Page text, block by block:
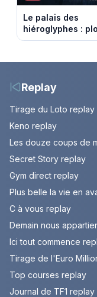
Le palais des
hiéroglyphes :
dans la tombe
les archéologues
Replay
Tirage du Loto replay
Keno replay
Les douze coups de
Secret Story replay
Gym direct replay
Plus belle la vie en
C à vous replay
Demain nous
Ici tout commence
Tirage de l'Euro
Top courses replay
Journal de TF1 replay